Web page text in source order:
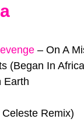
– On A
(Began In
Earth
Remix)